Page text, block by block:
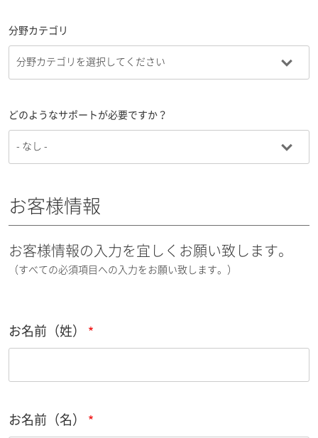
分野カテゴリ
どのようなサポートが必要ですか？
お客様情報
お客様情報の入力を宜しくお願い致します。
（すべての必須項目への入力をお願い致します。）
お名前（姓）
お名前（名）